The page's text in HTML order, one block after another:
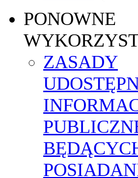
PONOWNE
ZASADY